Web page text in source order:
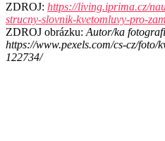
ZDROJ: https://living.iprima.cz/
strucny-slovnik-kvetomluvy-pro-
ZDROJ obrázku: Autor/ka
https://www.pexels.com/cs-cz/foto/
122734/